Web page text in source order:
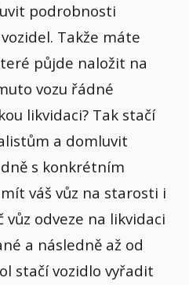
podrobnosti
Takže máte
půjde naložit na
vozu řádné
likvidaci? Tak stačí
a domluvit
s konkrétním
váš vůz na starosti i
odveze na likvidaci
a následně až od
stačí vozidlo vyřadit